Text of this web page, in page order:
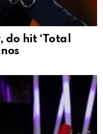
hit ‘Total